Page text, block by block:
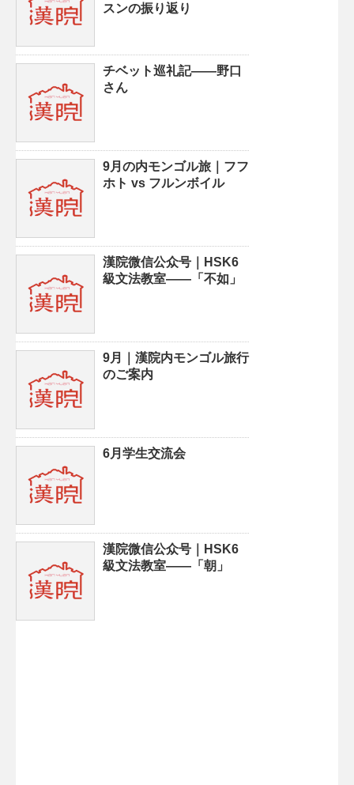
スンの振り返り
チベット巡礼記——野口
さん
9月の内モンゴル旅｜フフ
ホト vs フルンボイル
漢院微信公众号｜HSK6
級文法教室——「不如」
9月｜漢院内モンゴル旅行
のご案内
6月学生交流会
漢院微信公众号｜HSK6
級文法教室——「朝」